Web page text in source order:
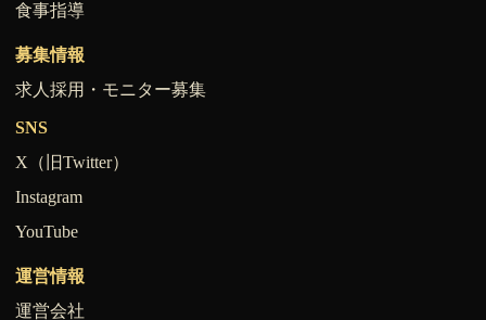
食事指導
募集情報
求人採用・モニター募集
SNS
X（旧Twitter）
Instagram
YouTube
運営情報
運営会社